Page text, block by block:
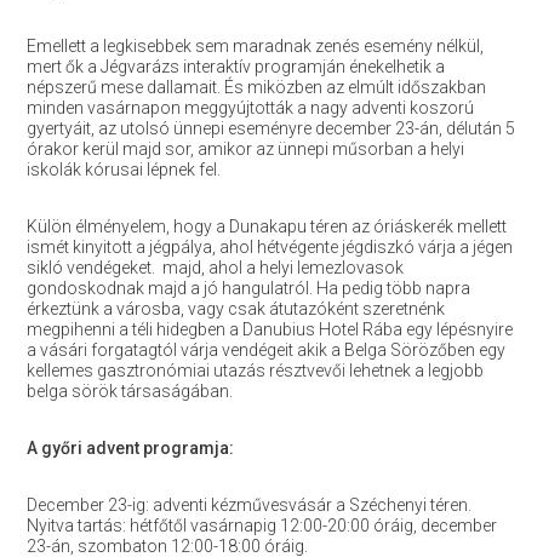
Emellett a legkisebbek sem maradnak zenés esemény nélkül,
mert ők a Jégvarázs interaktív programján énekelhetik a
népszerű mese dallamait. És miközben az elmúlt időszakban
minden vasárnapon meggyújtották a nagy adventi koszorú
gyertyáit, az utolsó ünnepi eseményre december 23-án, délután 5
órakor kerül majd sor, amikor az ünnepi műsorban a helyi
iskolák kórusai lépnek fel.
Külön élményelem, hogy a Dunakapu téren az óriáskerék mellett
ismét kinyitott a jégpálya, ahol hétvégente jégdiszkó várja a jégen
sikló vendégeket. majd, ahol a helyi lemezlovasok
gondoskodnak majd a jó hangulatról. Ha pedig több napra
érkeztünk a városba, vagy csak átutazóként szeretnénk
megpihenni a téli hidegben a Danubius Hotel Rába egy lépésnyire
a vásári forgatagtól várja vendégeit akik a Belga Sörözőben egy
kellemes gasztronómiai utazás résztvevői lehetnek a legjobb
belga sörök társaságában.
A győri advent programja:
December 23-ig: adventi kézművesvásár a Széchenyi téren.
Nyitva tartás: hétfőtől vasárnapig 12:00-20:00 óráig, december
23-án, szombaton 12:00-18:00 óráig.